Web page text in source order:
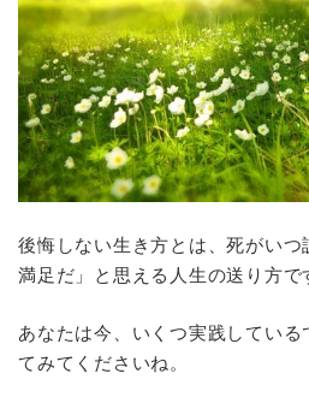
後悔しない生き方とは、死がいつ
満足だ」と思える人生の送り方で
あなたは今、いくつ実践している
てみてくださいね。